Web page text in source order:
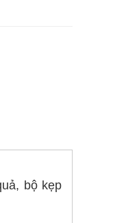
bộ kẹp